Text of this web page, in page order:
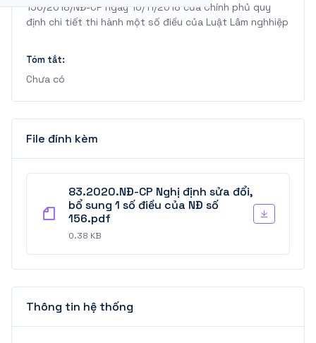
156/2018/NĐ-CP ngày 16/11/2018 của Chính phủ quy
định chi tiết thi hành một số điều của Luật Lâm nghhiệp
Tóm tắt:
Chưa có
File đính kèm
83.2020.NĐ-CP Nghị định sửa đổi,
bổ sung 1 số điều của NĐ số
156.pdf
0.38 KB
Thông tin hệ thống